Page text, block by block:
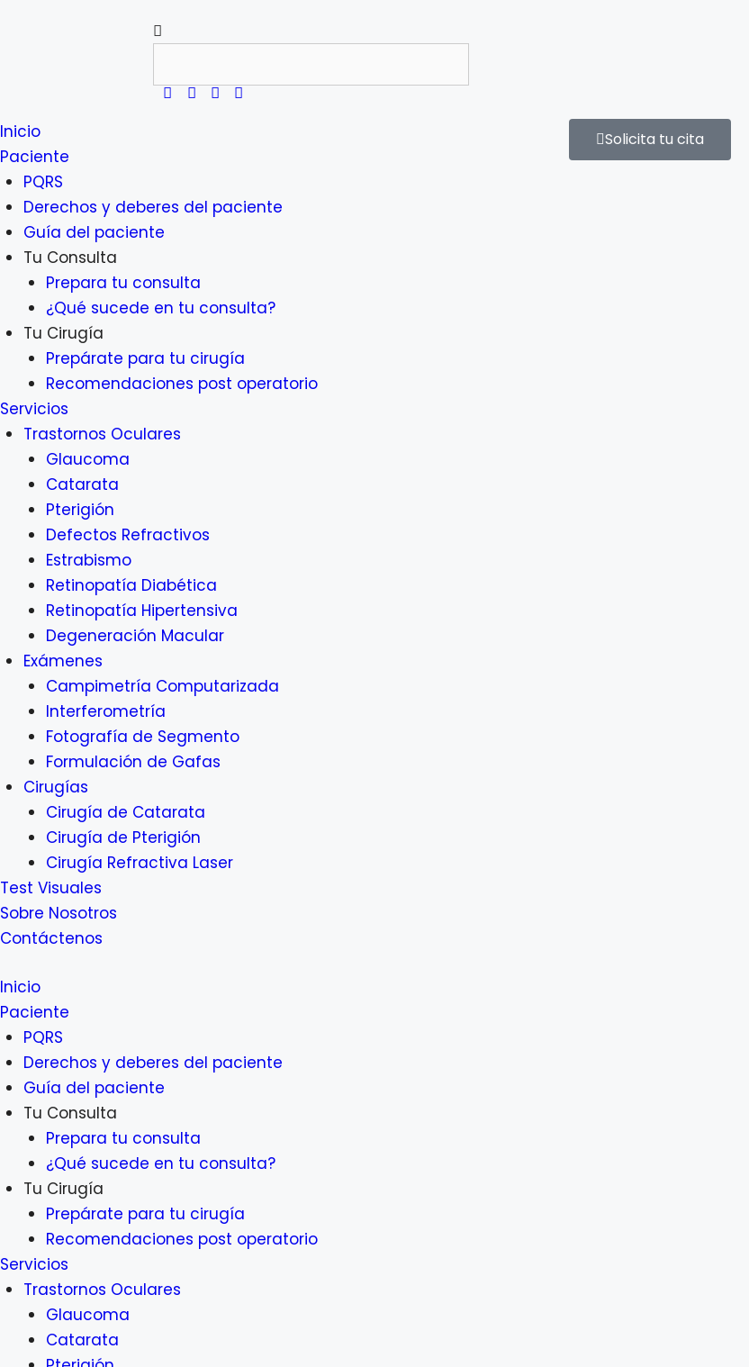
Inicio
Paciente
PQRS
Derechos y deberes del paciente
Guía del paciente
Tu Consulta
Prepara tu consulta
¿Qué sucede en tu consulta?
Tu Cirugía
Prepárate para tu cirugía
Recomendaciones post operatorio
Servicios
Trastornos Oculares
Glaucoma
Catarata
Pterigión
Defectos Refractivos
Estrabismo
Retinopatía Diabética
Retinopatía Hipertensiva
Degeneración Macular
Exámenes
Campimetría Computarizada
Interferometría
Fotografía de Segmento
Formulación de Gafas
Cirugías
Cirugía de Catarata
Cirugía de Pterigión
Cirugía Refractiva Laser
Test Visuales
Sobre Nosotros
Contáctenos
Inicio
Paciente
PQRS
Derechos y deberes del paciente
Guía del paciente
Tu Consulta
Prepara tu consulta
¿Qué sucede en tu consulta?
Tu Cirugía
Prepárate para tu cirugía
Recomendaciones post operatorio
Servicios
Trastornos Oculares
Glaucoma
Catarata
Solicita tu cita